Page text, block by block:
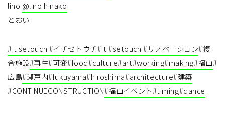
lino @lino.hinako
とおい
#itisetouchi#イチセトウチ#iti#setouchi#リノベーション#複
合施設#再生#可変#food#culture#art#working#making#福山#
広島#瀬戸内#fukuyama#hiroshima#architecture#建築
#CONTINUECONSTRUCTION#福山イベント#timing#dance